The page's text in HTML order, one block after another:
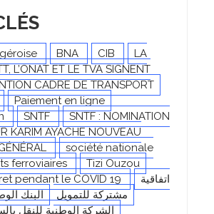
BNA CIB
LA
L’ONAT ET LE TVA SIGNENT
CADRE DE TRANSPORT
Paiement en ligne
SNTF
SNTF : NOMINATION
KARIM AYACHE NOUVEAU
société nationale
ferroviaires
Tizi Ouzou
pendant le COVID 19
اتفاقية
مشتركة للتمويل
البنك
الشركة الوطنية للنقل